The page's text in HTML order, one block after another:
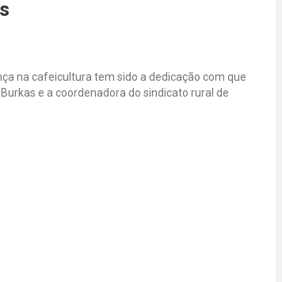
na cafeicultura tem sido a dedicação com que
e a coordenadora do sindicato rural de